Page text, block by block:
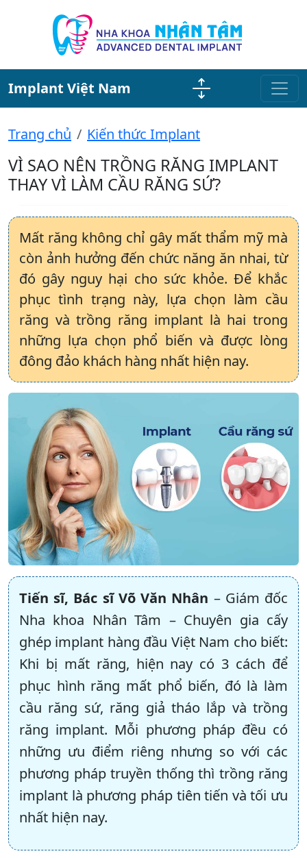
Implant Việt Nam
Trang chủ Kiến thức Implant
VÌ SAO NÊN TRỒNG RĂNG IMPLANT
THAY VÌ LÀM CẦU RĂNG SỨ?
Mất răng không chỉ gây mất thẩm mỹ mà
còn ảnh hưởng đến chức năng ăn nhai, từ
đó gây nguy hại cho sức khỏe. Để khắc
phục tình trạng này, lựa chọn làm cầu
răng và trồng răng implant là hai trong
những lựa chọn phổ biến và được lòng
đông đảo khách hàng nhất hiện nay.
Tiến sĩ, Bác sĩ Võ Văn Nhân – Giám đốc
Nha khoa Nhân Tâm – Chuyên gia cấy
ghép implant hàng đầu Việt Nam cho biết:
Khi bị mất răng, hiện nay có 3 cách để
phục hình răng mất phổ biến, đó là làm
cầu răng sứ, răng giả tháo lắp và trồng
răng implant. Mỗi phương pháp đều có
những ưu điểm riêng nhưng so với các
phương pháp truyền thống thì trồng răng
implant là phương pháp tiên tiến và tối ưu
nhất hiện nay.